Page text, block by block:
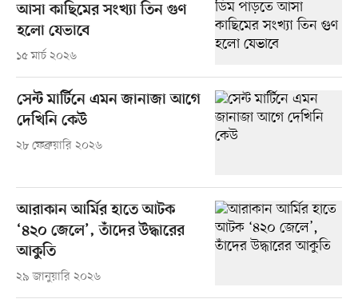
আসা কাছিমের সংখ্যা তিন গুণ
হলো যেভাবে
১৫ মার্চ ২০২৬
সেন্ট মার্টিনে এমন জানাজা আগে
দেখিনি কেউ
২৮ ফেব্রুয়ারি ২০২৬
আরাকান আর্মির হাতে আটক
‘৪২০ জেলে’, তাঁদের উদ্ধারের
আকুতি
২৯ জানুয়ারি ২০২৬